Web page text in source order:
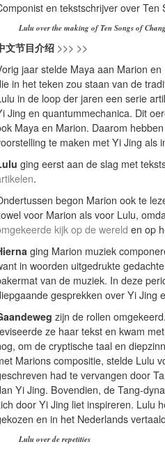
en tekstschrijver over Ten
Lulu over the making of Ten Songs of
文节目介绍 >>> >>
jaar stelde Maya aan Marion
in het teken zou staan van de
in de loop der jaren een serie
Jing en quantummechanica. Dit
Maya en Marion. Daarom
te maken met Yi Jing als
ging eerst aan de slag met
.
begon Marion ook te
voor Marion als voor Lulu,
kijk op de wereld en op
ging Marion muziek
in woorden uitgedrukte
van de muziek. In deze
gesprekken over Yi Jing
zijn de rollen
ze haar tekst en kwam
om de cryptische taal en
Marions compositie, stelde Lulu
had te vervangen door
Yi Jing. Bovendien, de Tang-
door Yi Jing liet inspireren. Lulu
en in het Nederlands
Lulu over de repetities